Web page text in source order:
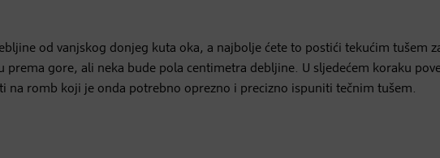
od vanjskog donjeg kuta oka, a najbolje ćete to postići tekućim tušem
prema gore, ali neka bude pola centimetra debljine. U sljedećem koraku
na romb koji je onda potrebno oprezno i precizno ispuniti tečnim tušem.